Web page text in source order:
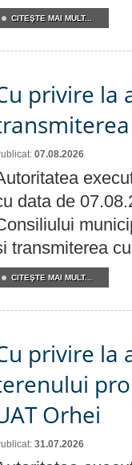
CITEŞTE MAI MULT...
privire la
07.08.2026
data de
transmiterea
CITEŞTE MAI MULT...
privire la
Orhei
31.07.2026